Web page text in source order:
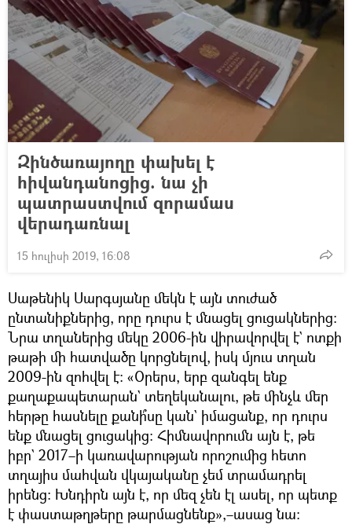
Զինծառայողը փախել է
հիվանդանոցից. նա չի
պատրաստվում զորամաս
վերադառնալ
15 հուլիսի 2019, 16:08
Սաթենիկ Սարգսյանը մեկն է այն տուժած
ընտանիքներից, որը դուրս է մնացել ցուցակներից։
Նրա տղաներից մեկը 2006-ին վիրավորվել է` ոտքի
թաթի մի հատվածը կորցնելով, իսկ մյուս տղան
2009-ին զոհվել է։ «Օրերս, երբ զանգել ենք
քաղաքապետարան` տեղեկանալու, թե մինչև մեր
հերթը հասնելը քանի՞սը կան` իմացանք, որ դուրս
ենք մնացել ցուցակից։ Հիմնավորումն այն է, թե
իբր` 2017–ի կառավարության որոշումից հետո
տղայիս մահվան վկայականը չեմ տրամադրել
իրենց։ Խնդիրն այն է, որ մեզ չեն էլ ասել, որ պետք
է փաստաթղթերը թարմացնենք»,–ասաց նա։